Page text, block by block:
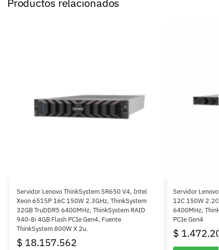
Servidor Lenovo ThinkSystem SR650 V4, Intel
Xeon 6515P 16C 150W 2.3GHz, ThinkSystem
32GB TruDDR5 6400MHz, ThinkSystem RAID
940-8i 4GB Flash PCIe Gen4, Fuente
ThinkSystem 800W X 2u.
$ 18.157.562
Servidor
12C 150W
6400MHz,
PCIe Gen4
$